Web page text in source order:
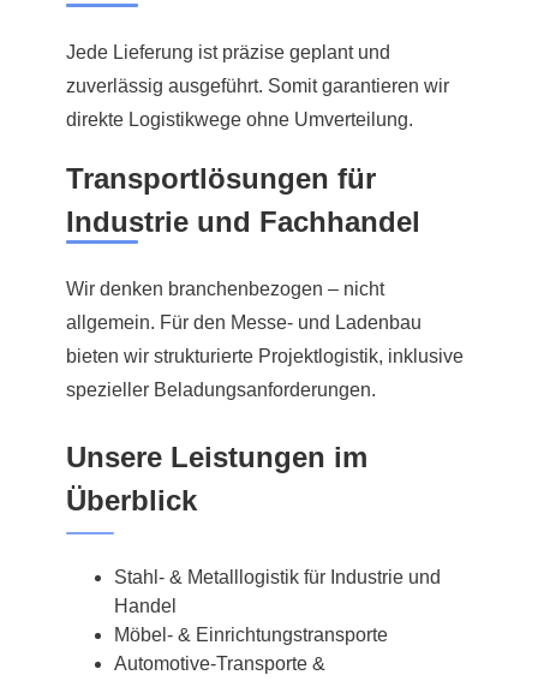
Jede Lieferung ist präzise geplant und
zuverlässig ausgeführt. Somit garantieren wir
direkte Logistikwege ohne Umverteilung.
Transportlösungen für
Industrie und Fachhandel
Wir denken branchenbezogen – nicht
allgemein. Für den Messe- und Ladenbau
bieten wir strukturierte Projektlogistik, inklusive
spezieller Beladungsanforderungen.
Unsere Leistungen im
Überblick
Stahl- & Metalllogistik für Industrie und
Handel
Möbel- & Einrichtungstransporte
Automotive-Transporte &